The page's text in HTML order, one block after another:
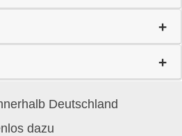
Deutschland
dazu